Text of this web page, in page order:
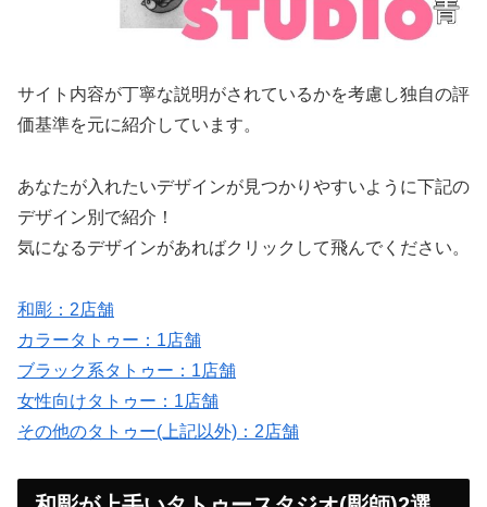
サイト内容が丁寧な説明がされているかを考慮し独自の評
価基準を元に紹介しています。
あなたが入れたいデザインが見つかりやすいように下記の
デザイン別で紹介！
気になるデザインがあればクリックして飛んでください。
和彫：2店舗
カラータトゥー：1店舗
ブラック系タトゥー：1店舗
女性向けタトゥー：1店舗
その他のタトゥー(上記以外)：2店舗